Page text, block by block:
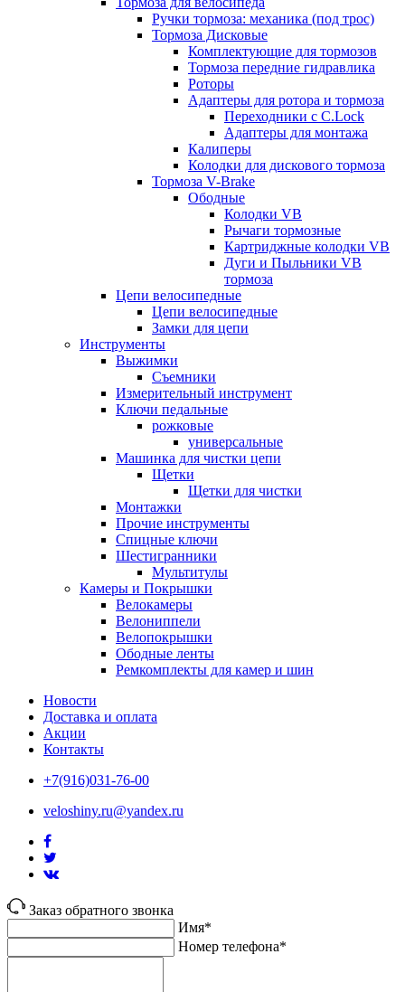
Ручки тормоза: механика (под трос)
Тормоза Дисковые
Комплектующие для тормозов
Тормоза передние гидравлика
Роторы
Адаптеры для ротора и тормоза
Переходники с C.Lock
Адаптеры для монтажа
Калиперы
Колодки для дискового тормоза
Тормоза V-Brake
Ободные
Колодки VB
Рычаги тормозные
Картриджные колодки VB
Дуги и Пыльники VB
тормоза
Цепи велосипедные
Цепи велосипедные
Замки для цепи
Инструменты
Выжимки
Съемники
Измерительный инструмент
Ключи педальные
рожковые
универсальные
Машинка для чистки цепи
Щетки
Щетки для чистки
Монтажки
Прочие инструменты
Спицные ключи
Шестигранники
Мультитулы
Камеры и Покрышки
Велокамеры
Велониппели
Велопокрышки
Ободные ленты
Ремкомплекты для камер и шин
Новости
Доставка и оплата
Акции
Контакты
+7(916)031-76-00
veloshiny.ru@yandex.ru
Заказ обратного звонка
Имя*
Номер телефона*